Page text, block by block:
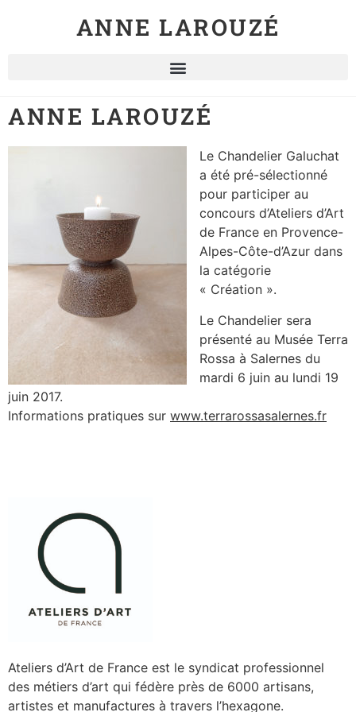
ANNE LAROUZÉ
ANNE LAROUZÉ
Le Chandelier Galuchat
a été pré-sélectionné
pour participer au
concours d’Ateliers d’Art
de France en Provence-
Alpes-Côte-d’Azur dans
la catégorie
« Création ».
Le Chandelier sera
présenté au Musée Terra
Rossa à Salernes du
mardi 6 juin au lundi 19
juin 2017.
Informations pratiques sur www.terrarossasalernes.fr
Ateliers d’Art de France est le syndicat professionnel
des métiers d’art qui fédère près de 6000 artisans,
artistes et manufactures à travers l’hexagone.